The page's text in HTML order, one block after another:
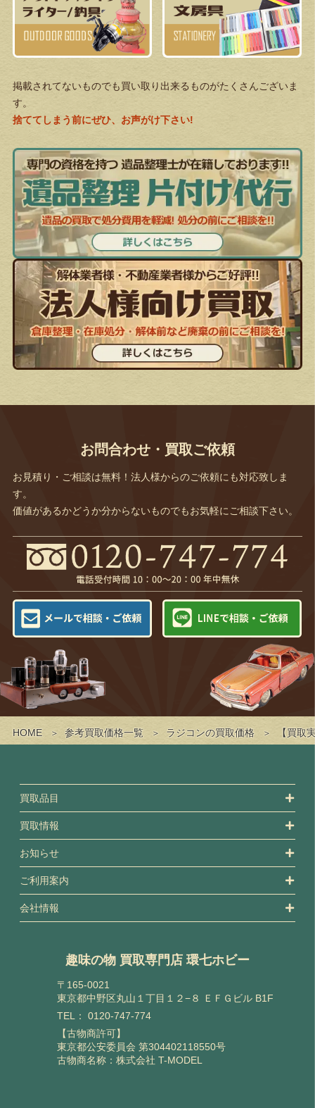
HOME 参考買取価格一覧 ラジコンの買取価格 【買取
掲載されてないものでも買い取り出来るものがたくさんございま
す。
捨ててしまう前にぜひ、お声がけ下さい!
お問合わせ・買取ご依頼
お見積り・ご相談は無料！法人様からのご依頼にも対応致しま
す。
価値があるかどうか分からないものでもお気軽にご相談下さい。
買取品目
買取情報
お知らせ
ご利用案内
会社情報
趣味の物 買取専門店 環七ホビー
〒165-0021
東京都中野区丸山１丁目１２−８ ＥＦＧビル B1F
TEL： 0120-747-774
【古物商許可】
東京都公安委員会 第304402118550号
古物商名称：株式会社 T-MODEL